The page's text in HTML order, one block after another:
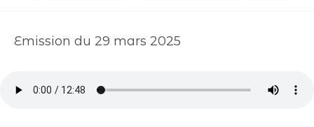
Emission du 29 mars 2025